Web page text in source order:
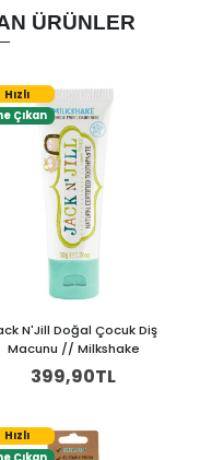
ÜRÜNLER
Hızlı
Çıkan
N'Jill Doğal Çocuk Diş
Macunu // Milkshake
399,90TL
Hızlı